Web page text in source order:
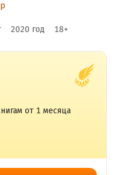
2020 год 18+
от 1 месяца